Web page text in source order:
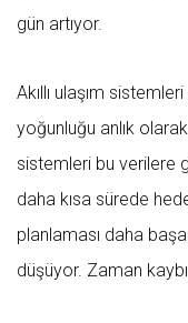
gün artıyor.
Akıllı ulaşım
yoğunluğu anlık
sistemleri bu verilere
daha kısa sürede
planlaması daha
düşüyor. Zaman